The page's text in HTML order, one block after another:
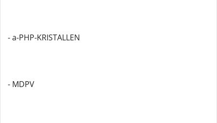
- a-PHP-KRISTALLEN
- MDPV